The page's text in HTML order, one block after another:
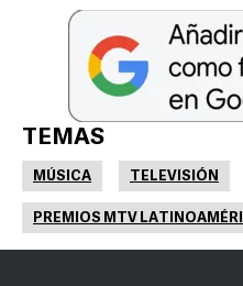
TEMAS
MÚSICA TELEVISIÓN
PREMIOS MTV